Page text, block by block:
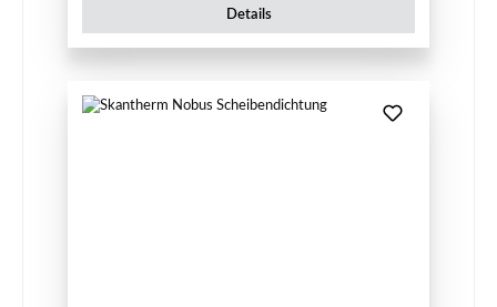
Details